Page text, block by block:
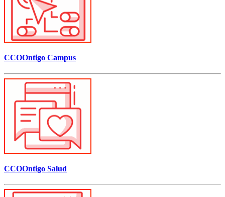
CCOOntigo Campus
CCOOntigo Salud